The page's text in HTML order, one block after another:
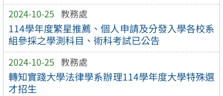
2024-10-25 教務處
114學年度繁星推薦、個人申請及分發入學各校系
組參採之學測科目、術科考試已公告
2024-10-25 教務處
轉知實踐大學法律學系辦理114學年度大學特殊選
才招生